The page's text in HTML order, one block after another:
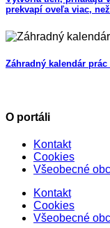
prekvapí oveľa viac,
Záhradný kalendár
O portáli
Kontakt
Cookies
Všeobecné
Kontakt
Cookies
Všeobecné